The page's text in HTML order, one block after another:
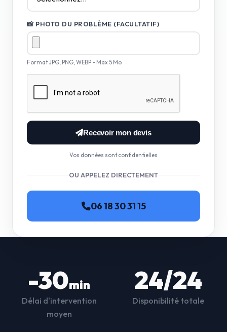
📸 PHOTO DU PROBLÈME (FACULTATIF)
Format JPG, PNG, WEBP - Max 5 Mo
Recevoir mon devis
Vos données sont confidentielles
OU APPELEZ DIRECTEMENT
06 18 30 31 15
-30min
Délai d'intervention
moyen
24/24
Disponibilité totale